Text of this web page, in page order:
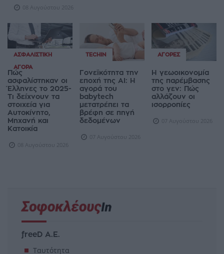
08 Αυγούστου 2026
ΑΣΦΑΛΙΣΤΙΚΉ
ΑΓΟΡΆ
Πώς
ασφαλίστηκαν οι
Έλληνες το 2025-
Τι δείχνουν τα
στοιχεία για
Αυτοκίνητο,
Μηχανή και
Κατοικία
08 Αυγούστου 2026
TECHIN
Γονεϊκότητα την
εποχή της AI: Η
αγορά του
babytech
μετατρέπει τα
βρέφη σε πηγή
δεδομένων
07 Αυγούστου 2026
ΑΓΟΡΈΣ
Η γεωοικονομία
της παρέμβασης
στο γεν: Πώς
αλλάζουν οι
ισορροπίες
07 Αυγούστου 2026